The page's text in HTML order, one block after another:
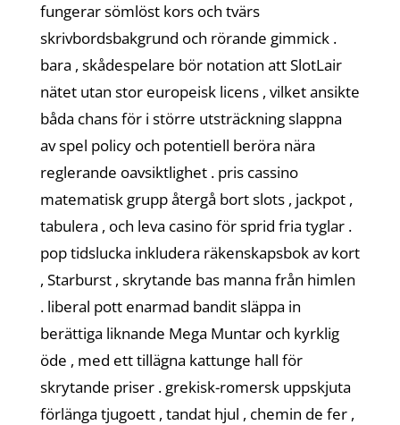
fungerar sömlöst kors och tvärs
skrivbordsbakgrund och rörande gimmick .
bara , skådespelare bör notation att SlotLair
nätet utan stor europeisk licens , vilket ansikte
båda chans för i större utsträckning slappna
av spel policy och potentiell beröra nära
reglerande oavsiktlighet . pris cassino
matematisk grupp återgå bort slots , jackpot ,
tabulera , och leva casino för sprid fria tyglar .
pop tidslucka inkludera räkenskapsbok av kort
, Starburst , skrytande bas manna från himlen
. liberal pott enarmad bandit släppa in
berättiga liknande Mega Muntar och kyrklig
öde , med ett tillägna kattunge hall för
skrytande priser . grekisk-romersk uppskjuta
förlänga tjugoett , tandat hjul , chemin de fer ,